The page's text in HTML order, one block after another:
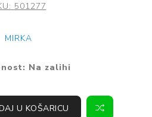
501277
MIRKA
Na zalihi
U KOŠARICU